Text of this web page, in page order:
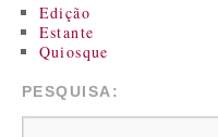
Edição
Estante
Quiosque
PESQUISA: